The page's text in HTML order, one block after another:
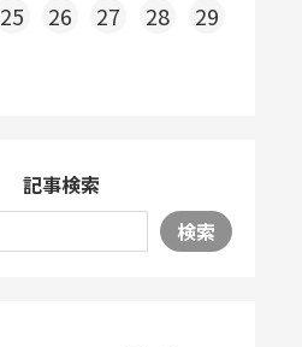
25 26 27 28
29
記事検索
検索